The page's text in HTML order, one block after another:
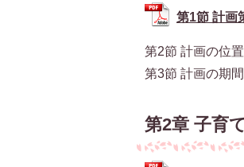
第1節 計画
第2節 計画の位
第3節 計画の期
第2章 子育